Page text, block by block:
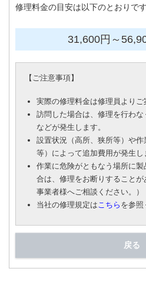
修理料金の目安は以下のとおりです
31,600円 ～56
【 ご注意事項】
実際の修理料金は修理員よりご
訪問した場合は、修理を行わ
などが発生します。
設置状況（高所、狭所等）や
等）によって追加費用が発生し
作業に危険がともなう場所に
合は、修理をお断りすること
事業者様へご相談ください。）
当社の修理規定はこちら を参照
戻る